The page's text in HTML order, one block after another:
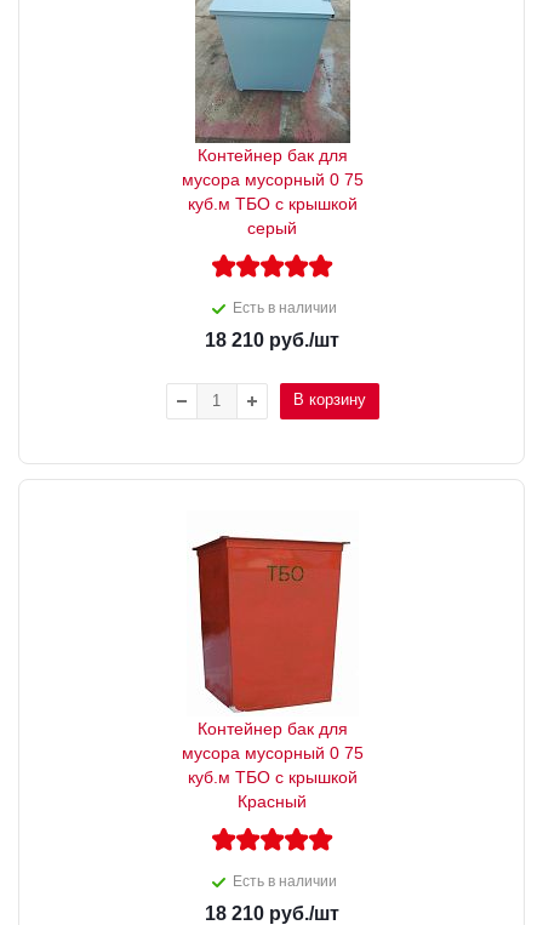
Контейнер бак для
мусора мусорный 0 75
куб.м ТБО с крышкой
серый
Есть в наличии
18 210 руб./шт
В корзину
Контейнер бак для
мусора мусорный 0 75
куб.м ТБО с крышкой
Красный
Есть в наличии
18 210 руб./шт